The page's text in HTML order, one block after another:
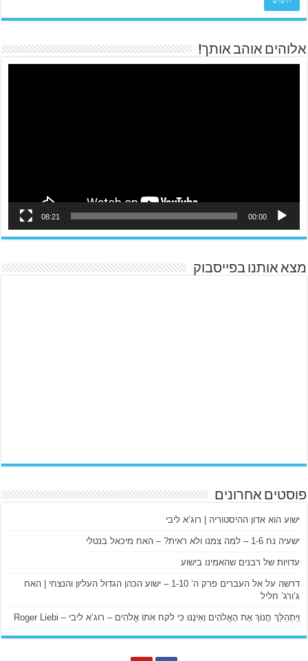
אלוהים אוהב אותך!
00:00
08:21
מצא אותנו בפייסבוק
פוסטים אחרונים
ישוע הוא אדון ההיסטוריה | רוג’א ליבי
ישעיה נח 1-6 – למה צמנו ולא ראית? – האח מיכאל בנטלי
עדויות של רבנים שהאמינו בישוע
דרשה על אל העברים פרק ה’ 1-10 – ישוע הכהן הגדול העליון והנצחי | האח
ג’ורג’ חליל
וַיִּתְהַלֵּךְ חֲנוֹךְ אֶת הָאֱלֹהִים וְאֵינֶנּוּ כִּי לקח אֹתוֹ אֱלֹהִים – רוג’א ליבי – Roger Liebi